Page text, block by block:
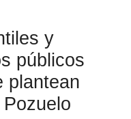
y
públicos
plantean